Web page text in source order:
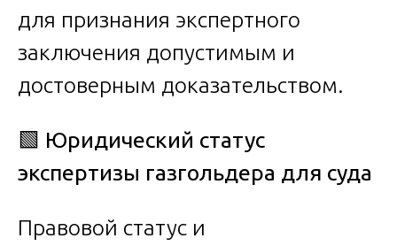
для признания экспертного
заключения допустимым и
достоверным доказательством.
🟩 Юридический статус
экспертизы газгольдера для суда
Правовой статус и